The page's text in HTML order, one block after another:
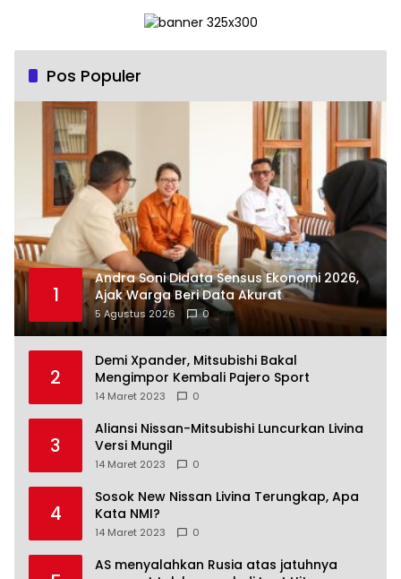
Pos Populer
1
Andra Soni Didata Sensus Ekonomi 2026,
Ajak Warga Beri Data Akurat
5 Agustus 2026 0
2
Demi Xpander, Mitsubishi Bakal
Mengimpor Kembali Pajero Sport
14 Maret 2023 0
3
Aliansi Nissan-Mitsubishi Luncurkan Livina
Versi Mungil
14 Maret 2023 0
4
Sosok New Nissan Livina Terungkap, Apa
Kata NMI?
14 Maret 2023 0
AS menyalahkan Rusia atas jatuhnya